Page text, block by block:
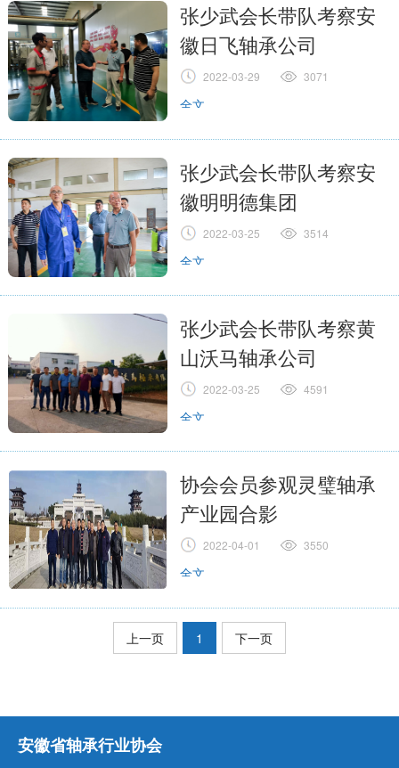
张少武会长带队考察安
徽日飞轴承公司
2022-03-29 3071
全文
张少武会长带队考察安
徽明明德集团
2022-03-25 3514
全文
张少武会长带队考察黄
山沃马轴承公司
2022-03-25 4591
全文
协会会员参观灵璧轴承
产业园合影
2022-04-01 3550
全文
上一页 1 下一页
安徽省轴承行业协会